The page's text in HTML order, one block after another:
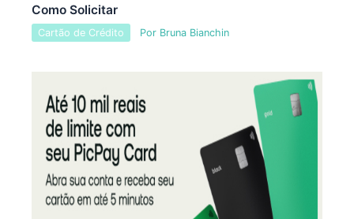
Como Solicitar
Cartão de Crédito Por Bruna Bianchin